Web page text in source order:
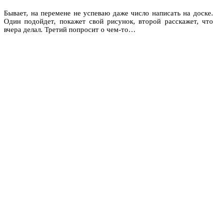
Бывает, на перемене не успеваю даже число написать на доске.
Один подойдет, покажет свой рисунок, второй расскажет, что
вчера делал. Третий попросит о чем-то…